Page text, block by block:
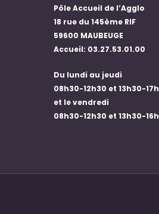
Pôle Accueil de l’Agglo
18 rue du 145ème RIF
59600 MAUBEUGE
Accueil: 03.27.53.01.00
Du lundi au jeudi
08h30-12h30 et 13h30-
et le vendredi
08h30-12h30 et 13h30-